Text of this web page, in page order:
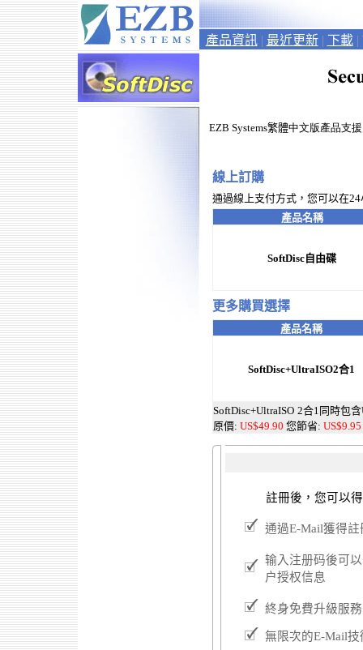
產品資訊 | 最近更新 | 下載 |
EZB Systems繁體中文版產品支
線上訂購
通過線上支付方式，您可以在
產品名稱
SoftDisc自由碟
更多購買選擇
產品名稱
SoftDisc+UltraISO2合1
SoftDisc+UltraISO 2合1同時包含
原價: US$49.90 您節省: US$9.95
註冊後，您可以
通過E-Mail獲得註
输入注册码後可
户授权信息
終身免費升級服務
無限次的E-Mail技